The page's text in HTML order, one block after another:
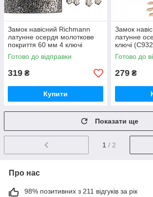
Замок навісний Richmann
латунне осердя молоткове
покриття 60 мм 4 ключі
(C9332)
Готово до відправки
319 ₴
Купити
Замок
латунне
ключі
Готово до
279 ₴
Показати ще
1 / 2
Про нас
98% позитивних з 211 відгуків за рік